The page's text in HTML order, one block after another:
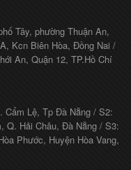
Tây, phường Thuận An,
Kcn Biên Hòa, Đồng Nai /
An, Quận 12, TP.Hồ Chí
Cẩm Lệ, Tp Đà Nẵng / S2:
Q. Hải Châu, Đà Nẵng / S3:
Phước, Huyện Hòa Vang,